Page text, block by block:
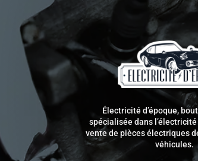
Électricité d’époque,
spécialisée dans
vente de pièces électriques
véhicules.